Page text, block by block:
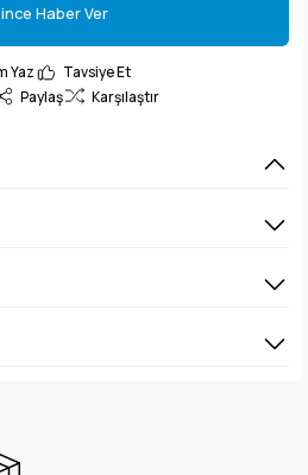
Haber Ver
Yaz
Tavsiye Et
Paylaş Karşılaştır